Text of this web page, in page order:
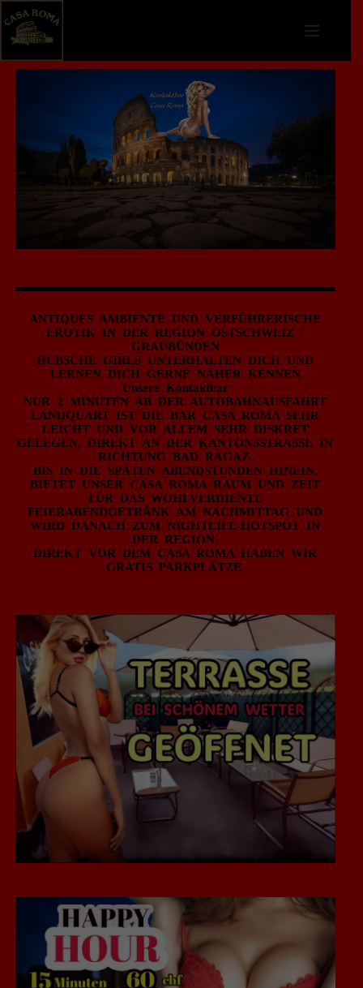
ANTIQUES AMBIENTE UND VERFÜHRERISCHE
EROTIK IN DER REGION OSTSCHWEIZ /
GRAUBÜNDEN
HÜBSCHE GIRLS UNTERHALTEN DICH UND
LERNEN DICH GERNE NÄHER KENNEN
Unsere Kontaktbar
NUR 2 MINUTEN AB DER AUTOBAHNAUSFAHRT
LANDQUART IST DIE BAR CASA ROMA SEHR
LEICHT UND VOR ALLEM SEHR DISKRET
GELEGEN, DIREKT AN DER KANTONSSTRASSE IN
RICHTUNG BAD RAGAZ.
BIS IN DIE SPÄTEN ABENDSTUNDEN HINEIN,
BIETET UNSER CASA ROMA RAUM UND ZEIT
FÜR DAS WOHLVERDIENTE
FEIERABENDGETRÄNK AM NACHMITTAG UND
WIRD DANACH ZUM NIGHTLIFE-HOTSPOT IN
DER REGION.
DIREKT VOR DEM CASA ROMA HABEN WIR
GRATIS PARKPLÄTZE.